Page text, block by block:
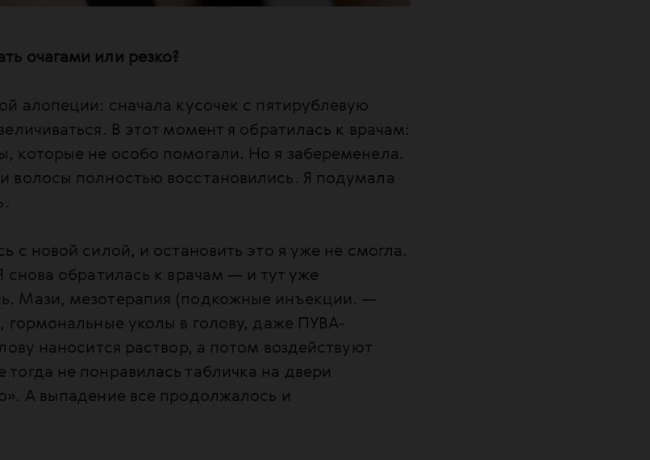
очагами или резко?
алопеции: сначала кусочек с пятирублевую
В этот момент я обратилась к врачам:
которые не особо помогали. Но я забеременела.
волосы полностью восстановились. Я подумала
с новой силой, и остановить это я уже не смогла.
снова обратилась к врачам — и тут уже
Мази, мезотерапия (подкожные инъекции. —
гормональные уколы в голову, даже ПУВА-
наносится раствор, а потом воздействуют
не понравилась табличка на двери
А выпадение все продолжалось и